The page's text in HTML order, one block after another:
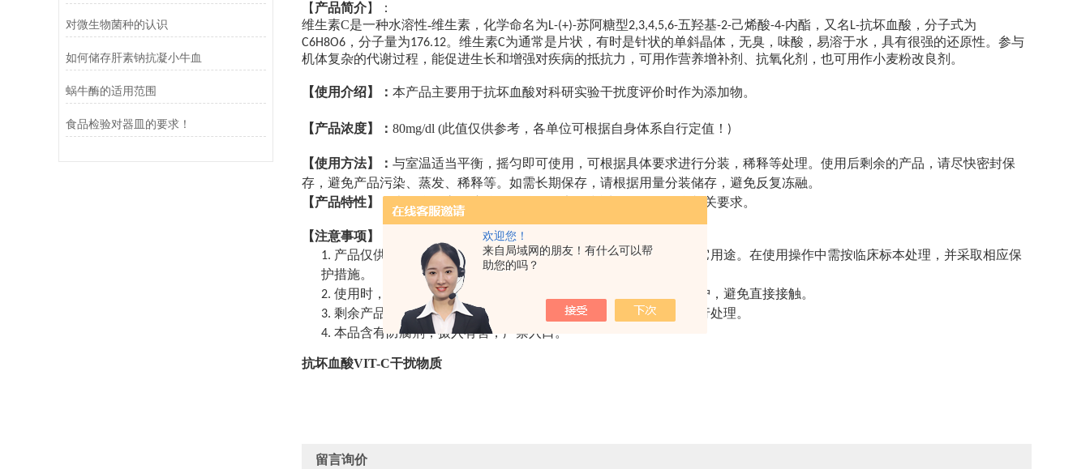
欢迎您！
来自局域网的朋友！有什么可以帮
助您的吗？
对微生物菌种的认识
如何储存肝素钠抗凝小牛血
蜗牛酶的适用范围
食品检验对器皿的要求！
【 产品简介】
：
维生素C是一种水溶性-维生素，化学命名为L-(+)-苏阿糖型2,3,4,5,6-五羟基-2-己烯酸-4-内酯，又名 L-抗坏血酸，分子式为
C6H8O6 ，分子量为176.12。维生素C为通常是片状，有时是针状的单斜晶体，无臭，味酸，易溶于水，具有很强的还原性。参与
机体复杂的代谢过程，能促进生长和增强对疾病的抵抗力，可用作营养增补剂、抗氧化剂，也可用作小麦粉改良剂。
【使用介绍】： 本产品主要用于抗坏血酸对科研实验干扰度评价时作为添加物。
【产品浓度】： 80mg/dl (此值仅供参考，各单位可根据自身体系自行定值！ )
【使用方法】： 与室温适当平衡，摇匀即可使用，可根据具体要求进行分装，稀释等处理。使用后剩余的产品，请尽快密封保
存，避免产品污染、蒸发、稀释等。如需长期保存，请根据用量分装储存，避免反复冻融。
【产品特性】：
本品含有高浓度 ，稳定性和适配性好，符合相关要求。
【注意事项】：
1. 产品仅供科研实验使用，请勿用于食品、化妆品、临床医疗等其它用途。在使用操作中需按临床标本处理，并采取相应保
护措施。
2. 使用时，请穿戴好实验服、防护面罩、实验手套等，做好实验防护，避免直接接触。
3. 剩余产品请勿随意丢弃，请按照相关化学废弃物的处理规定，进行处理。
4. 本品含有防腐剂，摄入有害，严禁入口。
抗坏血酸VIT-C干扰物质
留言询价